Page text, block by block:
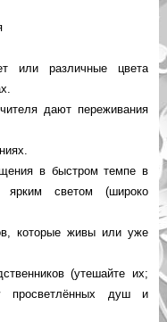
или различные цвета
дают переживания
в быстром темпе в
ярким светом (широко
которые живы или уже
(утешайте их;
просветлённых душ и